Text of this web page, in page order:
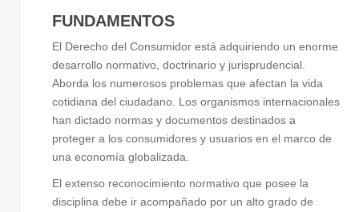
FUNDAMENTOS
El Derecho del Consumidor está adquiriendo un enorme
desarrollo normativo, doctrinario y jurisprudencial.
Aborda los numerosos problemas que afectan la vida
cotidiana del ciudadano. Los organismos internacionales
han dictado normas y documentos destinados a
proteger a los consumidores y usuarios en el marco de
una economía globalizada.
El extenso reconocimiento normativo que posee la
disciplina debe ir acompañado por un alto grado de